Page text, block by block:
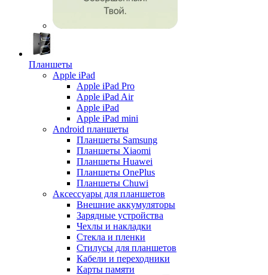
Планшеты
Apple iPad
Apple iPad Pro
Apple iPad Air
Apple iPad
Apple iPad mini
Android планшеты
Планшеты Samsung
Планшеты Xiaomi
Планшеты Huawei
Планшеты OnePlus
Планшеты Chuwi
Аксессуары для планшетов
Внешние аккумуляторы
Зарядные устройства
Чехлы и накладки
Стекла и пленки
Стилусы для планшетов
Кабели и переходники
Карты памяти